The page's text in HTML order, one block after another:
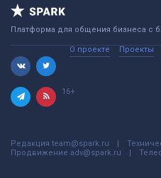
Платформа для общения бизнеса с
О проекте Проекты
16+
Редакция team@spark.ru
Продвижение adv@spark.ru